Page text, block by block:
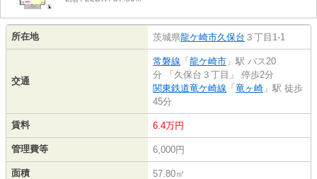
所在地 茨城県龍ケ崎市久保台 ３丁目1-1
交通
常磐線 「 龍ケ崎市 」駅 バス20
分 「久保台３丁目」 停歩2分
関東鉄道竜ケ崎線 「 竜ヶ崎 」駅 徒歩
45分
賃料 6.4万円
管理費等 6,000円
面積 57.80㎡